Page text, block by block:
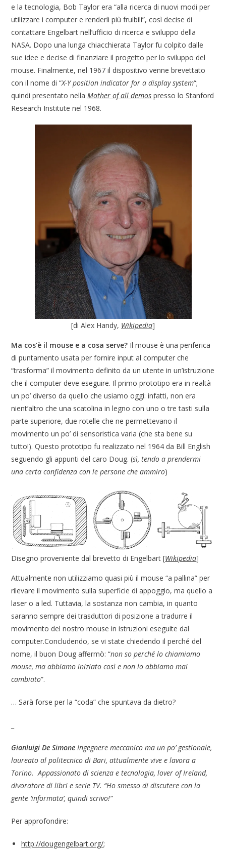
e la tecnologia, Bob Taylor era “alla ricerca di nuovi modi per
utilizzare i computer e renderli più fruibili”, così decise di
contattare Engelbart nell’ufficio di ricerca e sviluppo della
NASA. Dopo una lunga chiacchierata Taylor fu colpito dalle
sue idee e decise di finanziare il progetto per lo sviluppo del
mouse. Finalmente, nel 1967 il dispositivo venne brevettato
con il nome di “X-Y position indicator for a display system“;
quindi presentato nellaMother of all demos presso lo Stanford
Research Institute nel 1968.
[di Alex Handy, Wikipedia]
Ma cos’è il mouse e a cosa serve? Il mouse è una periferica
di puntamento usata per fornire input al computer che
“trasforma” il movimento definito da un utente in un’istruzione
che il computer deve eseguire. Il primo prototipo era in realtà
un po’ diverso da quello che usiamo oggi: infatti, non era
nient’altro che una scatolina in legno con uno o tre tasti sulla
parte superiore, due rotelle che ne permettevano il
movimento un po’ di sensoristica varia (che sta bene su
tutto!). Questo prototipo fu realizzato nel 1964 da Bill English
seguendo gli appunti del caro Doug. (sì, tendo a prendermi
una certa confidenza con le persone che ammiro)
Disegno proveniente dal brevetto di Engelbart [Wikipedia]
Attualmente non utilizziamo quasi più il mouse “a pallina” per
rilevare il movimento sulla superficie di appoggio, ma quello a
laser o a led. Tuttavia, la sostanza non cambia, in quanto
saranno sempre dei trasduttori di posizione a tradurre il
movimento del nostro mouse in istruzioni eseguite dal
computer.Concludendo, se vi state chiedendo il perché del
nome, il buon Doug affermò: “non so perché lo chiamiamo
mouse, ma abbiamo iniziato così e non lo abbiamo mai
cambiato”.
… Sarà forse per la “coda” che spuntava da dietro?
Gianluigi De Simone Ingegnere meccanico ma un po’ gestionale,
laureato al politecnico di Bari, attualmente vive e lavora a
Torino. Appassionato di scienza e tecnologia, lover of Ireland,
divoratore di libri e serie TV. “Ho smesso di discutere con la
gente ‘informata’, quindi scrivo!”
Per approfondire:
http://dougengelbart.org/;